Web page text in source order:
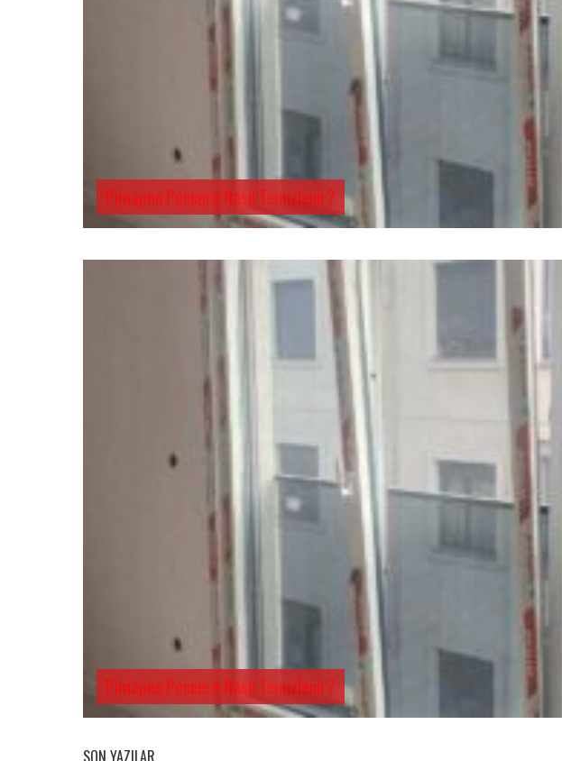
Pimapen Pencere Nasıl Temizlenir?
Pimapen Pencere Nasıl Temizlenir?
SON YAZILAR